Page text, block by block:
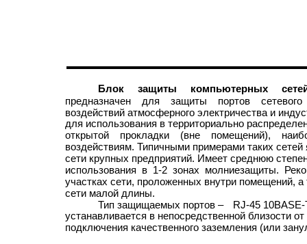
Блок защиты компьютерных
предназначен для защиты портов
воздействий атмосферного электричества и
для использования в территориально
открытой прокладки (вне помещений),
воздействиям. Типичными примерами таких
сети крупных предприятий. Имеет среднюю
использования в 1-2 зонах молниезащиты.
участках сети, проложенных внутри помещений,
сети малой длины.
Тип защищаемых портов –
RJ-45
устанавливается в непосредственной близости
подключения качественного заземления (или